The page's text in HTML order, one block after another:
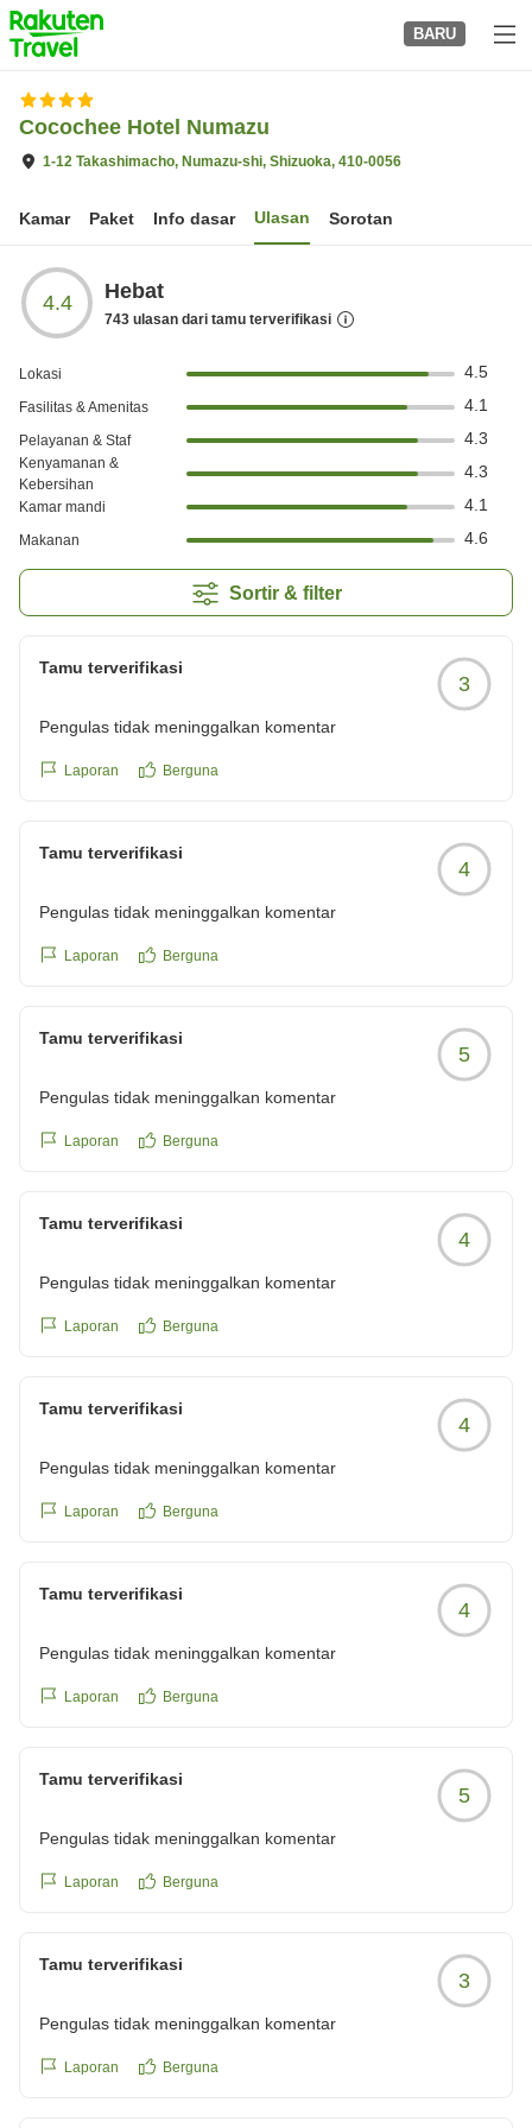
to
top
page
BARU
Cocochee Hotel Numazu
1-12 Takashimacho, Numazu-shi, Shizuoka, 410-0056
Kamar Paket Info dasar Ulasan Sorotan
4.4 Hebat
743 ulasan dari tamu terverifikasi
Lokasi 4.5
Fasilitas & Amenitas 4.1
Pelayanan & Staf 4.3
Kenyamanan &
Kebersihan
4.3
Kamar mandi 4.1
Makanan 4.6
Sortir & filter
Tamu terverifikasi
3
Pengulas tidak meninggalkan komentar
Laporan Berguna
Tamu terverifikasi
4
Pengulas tidak meninggalkan komentar
Laporan Berguna
Tamu terverifikasi
5
Pengulas tidak meninggalkan komentar
Laporan Berguna
Tamu terverifikasi
4
Pengulas tidak meninggalkan komentar
Laporan Berguna
Tamu terverifikasi
4
Pengulas tidak meninggalkan komentar
Laporan Berguna
Tamu terverifikasi
4
Pengulas tidak meninggalkan komentar
Laporan Berguna
Tamu terverifikasi
5
Pengulas tidak meninggalkan komentar
Laporan Berguna
Tamu terverifikasi
3
Pengulas tidak meninggalkan komentar
Laporan Berguna